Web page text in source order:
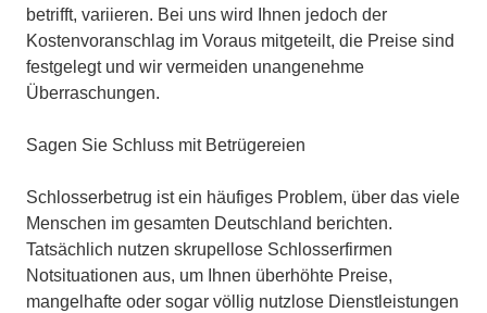
betrifft, variieren. Bei uns wird Ihnen jedoch der
Kostenvoranschlag im Voraus mitgeteilt, die Preise sind
festgelegt und wir vermeiden unangenehme
Überraschungen.
Sagen Sie Schluss mit Betrügereien
Schlosserbetrug ist ein häufiges Problem, über das viele
Menschen im gesamten Deutschland berichten.
Tatsächlich nutzen skrupellose Schlosserfirmen
Notsituationen aus, um Ihnen überhöhte Preise,
mangelhafte oder sogar völlig nutzlose Dienstleistungen